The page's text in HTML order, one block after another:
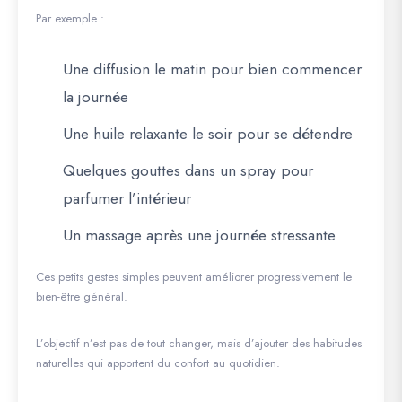
Par exemple :
Une diffusion le matin pour bien commencer
la journée
Une huile relaxante le soir pour se détendre
Quelques gouttes dans un spray pour
parfumer l’intérieur
Un massage après une journée stressante
Ces petits gestes simples peuvent améliorer progressivement le
bien-être général.
L’objectif n’est pas de tout changer, mais d’ajouter des habitudes
naturelles qui apportent du confort au quotidien.